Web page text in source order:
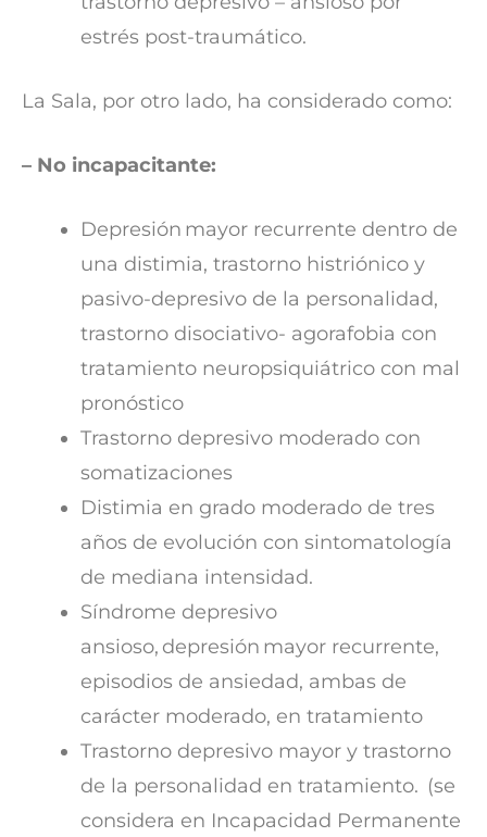
estrés post-traumático.
La Sala, por otro lado, ha considerado como:
– No incapacitante:
Depresión mayor recurrente dentro de
una distimia, trastorno histriónico y
pasivo-depresivo de la personalidad,
trastorno disociativo- agorafobia con
tratamiento neuropsiquiátrico con mal
pronóstico
Trastorno depresivo moderado con
somatizaciones
Distimia en grado moderado de tres
años de evolución con sintomatología
de mediana intensidad.
Síndrome depresivo
ansioso, depresión mayor recurrente,
episodios de ansiedad, ambas de
carácter moderado, en tratamiento
Trastorno depresivo mayor y trastorno
de la personalidad en tratamiento. (se
considera en Incapacidad Permanente